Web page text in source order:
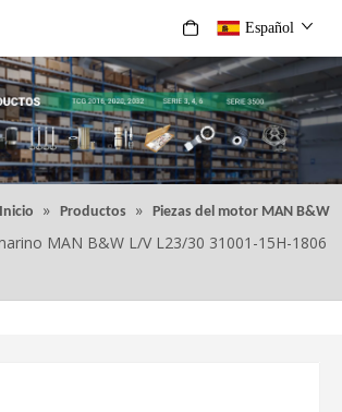
Español
Inicio » Productos » Piezas del motor MAN B&W
MAN B&W L/V L23/30 31001-15H-1806